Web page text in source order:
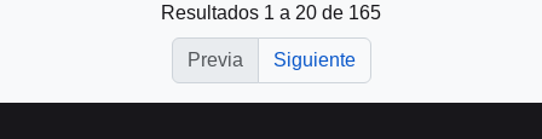
Resultados 1 a 20 de 165
Previa Siguiente